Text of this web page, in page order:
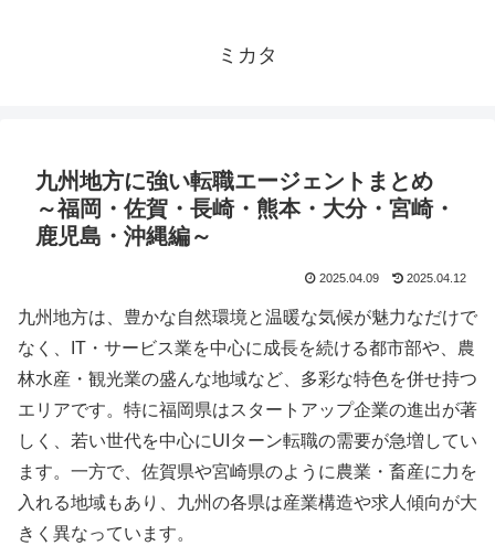
ミカタ
九州地方に強い転職エージェントまとめ
～福岡・佐賀・長崎・熊本・大分・宮崎・
鹿児島・沖縄編～
2025.04.09 2025.04.12
九州地方は、豊かな自然環境と温暖な気候が魅力なだけで
なく、IT・サービス業を中心に成長を続ける都市部や、農
林水産・観光業の盛んな地域など、多彩な特色を併せ持つ
エリアです。特に福岡県はスタートアップ企業の進出が著
しく、若い世代を中心にUIターン転職の需要が急増してい
ます。一方で、佐賀県や宮崎県のように農業・畜産に力を
入れる地域もあり、九州の各県は産業構造や求人傾向が大
きく異なっています。